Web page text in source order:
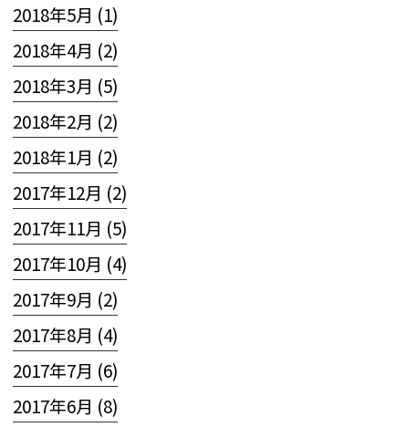
2018年5月 (1)
2018年4月 (2)
2018年3月 (5)
2018年2月 (2)
2018年1月 (2)
2017年12月 (2)
2017年11月 (5)
2017年10月 (4)
2017年9月 (2)
2017年8月 (4)
2017年7月 (6)
2017年6月 (8)